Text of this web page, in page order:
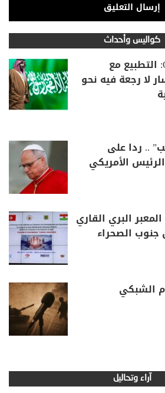
كواليس وأحداث
مصدر سعودي لـCNN: التطبيع مع
لا رجعة فيه نحو
.. ردا على
الأمريكي
البري القاري
الصحراء
الشبكي
آراء وتحاليل